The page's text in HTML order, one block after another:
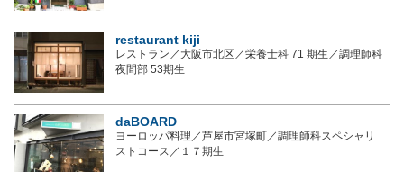
restaurant kiji
レストラン／大阪市北区／栄養士科 71 期生／調理師科
夜間部 53期生
daBOARD
ヨーロッパ料理／芦屋市宮塚町／調理師科スペシャリ
ストコース／１７期生